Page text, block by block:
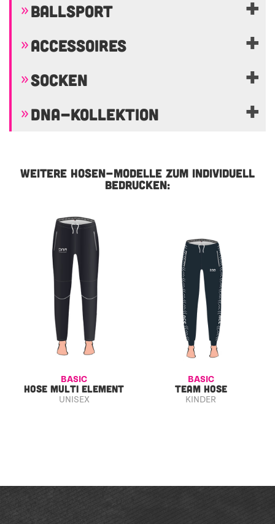
BALLSPORT
ACCESSOIRES
SOCKEN
DNA-KOLLEKTION
WEITERE HOSEN-MODELLE ZUM INDIVIDUELL
BEDRUCKEN:
BASIC
HOSE MULTI ELEMENT
UNISEX
BASIC
TEAM HOSE
KINDER